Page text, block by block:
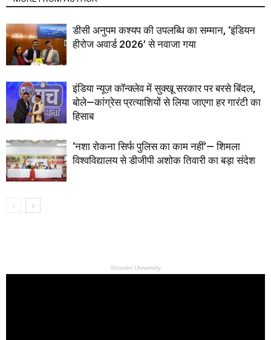
डीसी अनुपम कश्यप की उपलब्धि का सम्मान, ‘इंडियन
हीरोज अवार्ड 2026’ से नवाजा गया
इंडिया न्यूज़ कॉन्क्लेव में सुक्खू सरकार पर बरसे बिंदल,
बोले—कांग्रेस प्रत्याशियों से लिया जाएगा हर गारंटी का
हिसाब
‘नशा रोकना सिर्फ पुलिस का काम नहीं’— शिमला
विश्वविद्यालय से डीजीपी अशोक तिवारी का बड़ा संदेश
Shoolini University